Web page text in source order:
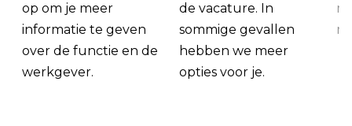
op om je meer
informatie te geven
over de functie en de
werkgever.
de vacature. In
sommige gevallen
hebben we meer
opties voor je.